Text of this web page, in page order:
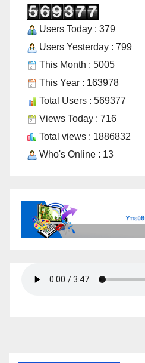
Users Today : 379
Users Yesterday : 799
This Month : 5005
This Year : 163978
Total Users : 569377
Views Today : 716
Total views : 1886832
Who's Online : 13